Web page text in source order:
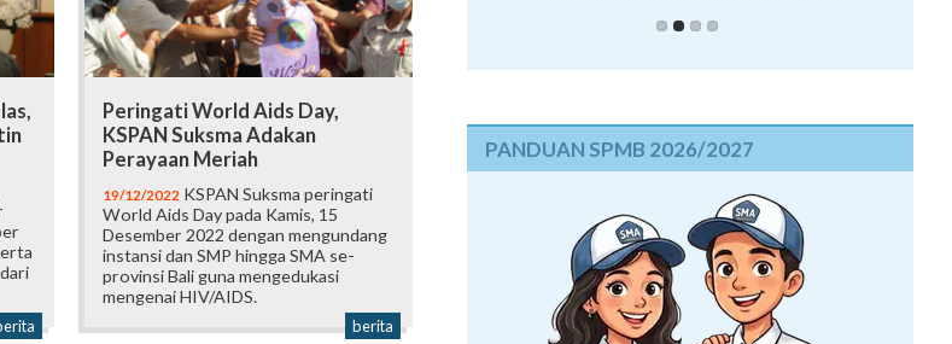
Peringati World Aids Day,
KSPAN Suksma Adakan
Perayaan Meriah
19/12/2022 KSPAN Suksma peringati
World Aids Day pada Kamis, 15
Desember 2022 dengan mengundang
instansi dan SMP hingga SMA se-
provinsi Bali guna mengedukasi
mengenai HIV/AIDS.
berita
PANDUAN SPMB 2026/2027